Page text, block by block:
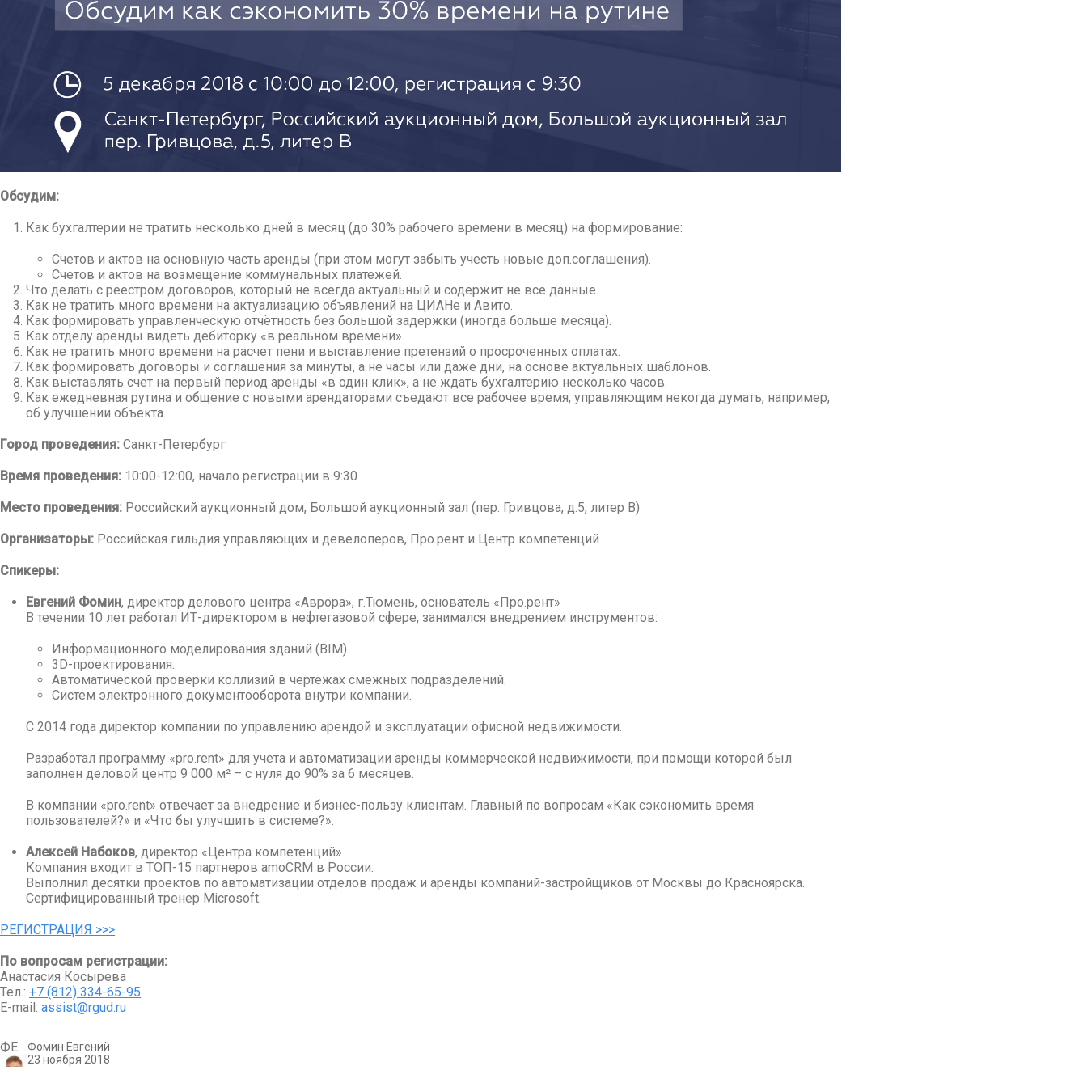
Обсудим:
Как бухгалтерии не тратить несколько дней в месяц (до 30% рабочего времени в месяц) на формирование:
Счетов и актов на основную часть аренды (при этом могут забыть учесть новые доп.соглашения).
Счетов и актов на возмещение коммунальных платежей.
Что делать с реестром договоров, который не всегда актуальный и содержит не все данные.
Как не тратить много времени на актуализацию объявлений на ЦИАНе и Авито.
Как формировать управленческую отчётность без большой задержки (иногда больше месяца).
Как отделу аренды видеть дебиторку «в реальном времени».
Как не тратить много времени на расчет пени и выставление претензий о просроченных оплатах.
Как формировать договоры и соглашения за минуты, а не часы или даже дни, на основе актуальных шаблонов.
Как выставлять счет на первый период аренды «в один клик», а не ждать бухгалтерию несколько часов.
Как ежедневная рутина и общение с новыми арендаторами съедают все рабочее время, управляющим некогда думать, например,
об улучшении объекта.
Город проведения: Санкт-Петербург
Время проведения: 10:00-12:00, начало регистрации в 9:30
Место проведения: Российский аукционный дом, Большой аукционный зал (пер. Гривцова, д.5, литер В)
Организаторы: Российская гильдия управляющих и девелоперов, Про.рент и Центр компетенций
Спикеры:
Евгений Фомин, директор делового центра «Аврора», г.Тюмень, основатель «Про.рент»
В течении 10 лет работал ИТ-директором в нефтегазовой сфере, занимался внедрением инструментов:
Информационного моделирования зданий (BIM).
3D-проектирования.
Автоматической проверки коллизий в чертежах смежных подразделений.
Систем электронного документооборота внутри компании.
С 2014 года директор компании по управлению арендой и эксплуатации офисной недвижимости.
Разработал программу «pro.rent» для учета и автоматизации аренды коммерческой недвижимости, при помощи которой был
заполнен деловой центр 9 000 м² – с нуля до 90% за 6 месяцев.
В компании «pro.rent» отвечает за внедрение и бизнес-пользу клиентам. Главный по вопросам «Как сэкономить время
пользователей?» и «Что бы улучшить в системе?».
Алексей Набоков, директор «Центра компетенций»
Компания входит в ТОП-15 партнеров amoCRM в России.
Выполнил десятки проектов по автоматизации отделов продаж и аренды компаний-застройщиков от Москвы до Красноярска.
Сертифицированный тренер Microsoft.
РЕГИСТРАЦИЯ >>>
По вопросам регистрации:
Анастасия Косырева
Тел.: +7 (812) 334-65-95
E-mail: assist@rgud.ru
ФЕ
Фомин Евгений
23 ноября 2018